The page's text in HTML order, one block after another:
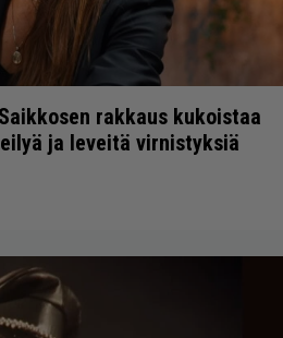
rakkaus kukoistaa
ja leveitä virnistyksiä